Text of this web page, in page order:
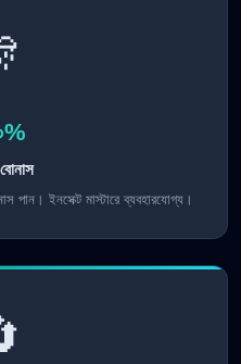
পান। ইনসেক্ট মাস্টারে ব্যবহারযোগ্য।